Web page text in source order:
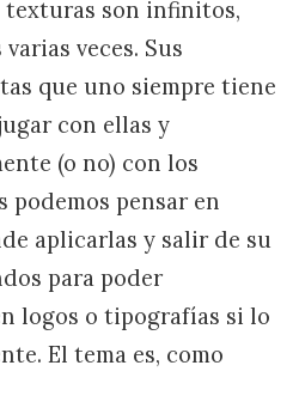
texturas son infinitos,
veces. Sus
que uno siempre tiene
con ellas y
(o no) con los
podemos pensar en
aplicarlas y salir de su
para poder
logos o tipografías si lo
El tema es, como